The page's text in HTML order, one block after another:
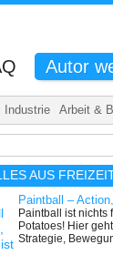
Autor
Industrie Arbeit &
AUS
Paintball –
und Adrenalin pur
Paintball ist nichts
Potatoes! Hier
Strategie,